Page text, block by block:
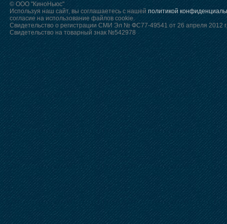
© ООО "КиноНьюс"
Используя наш сайт, вы соглашаетесь с нашей политикой
согласие на использование файлов cookie.
Свидетельство о регистрации СМИ Эл № ФС77-49541 от 26 апреля 2012 г.
Свидетельство на товарный знак №542978